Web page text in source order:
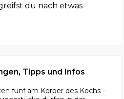
du nach etwas
Tipps und Infos
fünf am Körper des Kochs -